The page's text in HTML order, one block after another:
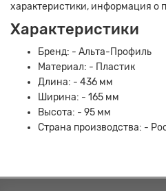
характеристики, информация о
Характеристики
Бренд: - Альта-Профиль
Материал: - Пластик
Длина: - 436 мм
Ширина: - 165 мм
Высота: - 95 мм
Страна производства: -